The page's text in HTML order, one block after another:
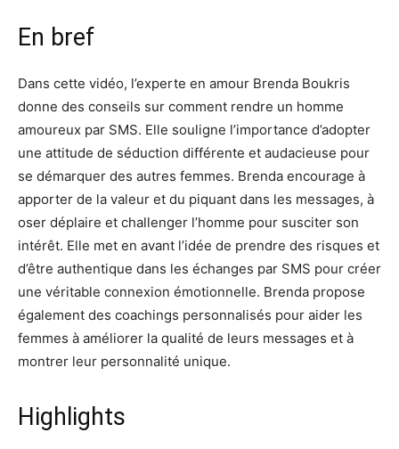
En bref
Dans cette vidéo, l’experte en amour Brenda Boukris
donne des conseils sur comment rendre un homme
amoureux par SMS. Elle souligne l’importance d’adopter
une attitude de séduction différente et audacieuse pour
se démarquer des autres femmes. Brenda encourage à
apporter de la valeur et du piquant dans les messages, à
oser déplaire et challenger l’homme pour susciter son
intérêt. Elle met en avant l’idée de prendre des risques et
d’être authentique dans les échanges par SMS pour créer
une véritable connexion émotionnelle. Brenda propose
également des coachings personnalisés pour aider les
femmes à améliorer la qualité de leurs messages et à
montrer leur personnalité unique.
Highlights